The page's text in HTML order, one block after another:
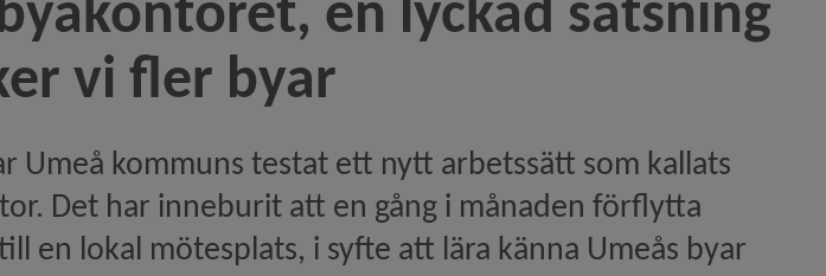
och hälsa för seniorer)
leverans)
vi fler byar
Umeå kommuns testat ett nytt arbetssätt som kallats
Det har inneburit att en gång i månaden förflytta
en lokal mötesplats, i syfte att lära känna Umeås byar